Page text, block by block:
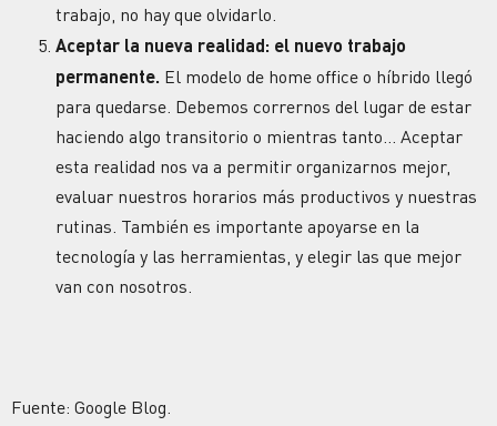
trabajo, no hay que olvidarlo.
Aceptar la nueva realidad: el nuevo trabajo
permanente. El modelo de home office o híbrido llegó
para quedarse. Debemos corrernos del lugar de estar
haciendo algo transitorio o mientras tanto… Aceptar
esta realidad nos va a permitir organizarnos mejor,
evaluar nuestros horarios más productivos y nuestras
rutinas. También es importante apoyarse en la
tecnología y las herramientas, y elegir las que mejor
van con nosotros.
Fuente: Google Blog.